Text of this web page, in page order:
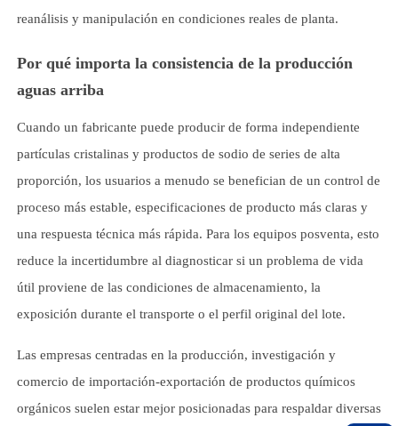
reanálisis y manipulación en condiciones reales de planta.
Por qué importa la consistencia de la producción
aguas arriba
Cuando un fabricante puede producir de forma independiente
partículas cristalinas y productos de sodio de series de alta
proporción, los usuarios a menudo se benefician de un control de
proceso más estable, especificaciones de producto más claras y
una respuesta técnica más rápida. Para los equipos posventa, esto
reduce la incertidumbre al diagnosticar si un problema de vida
útil proviene de las condiciones de almacenamiento, la
exposición durante el transporte o el perfil original del lote.
Las empresas centradas en la producción, investigación y
comercio de importación-exportación de productos químicos
orgánicos suelen estar mejor posicionadas para respaldar diversas